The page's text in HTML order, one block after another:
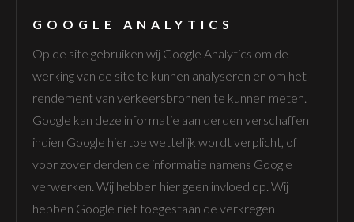
GOOGLE ANALYTICS
Op de site gebruiken wij Google Analytics om de
werking van de site te kunnen analyseren en om het
rendement van verkeersbronnen te kunnen meten.
Google kan deze informatie aan derden verschaffen
indien Google hiertoe wettelijk wordt verplicht, of
voor zover derden de informatie namens Google
verwerken. Wij hebben hier geen invloed op. Wij
hebben Google niet toegestaan de verkregen